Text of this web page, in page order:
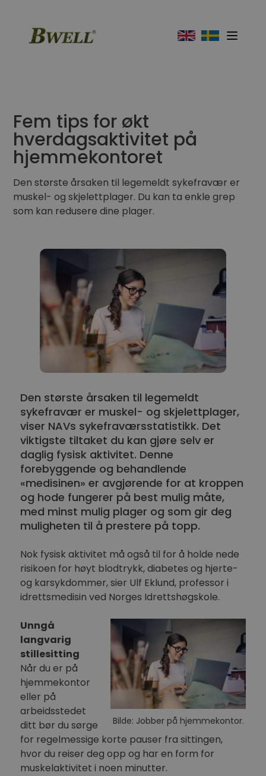
Fem tips for økt
hverdagsaktivitet på
hjemmekontoret
Den største årsaken til legemeldt sykefravær er
muskel- og skjelettplager. Du kan ta enkle grep
som kan redusere dine plager.
Den største årsaken til legemeldt
sykefravær er muskel- og skjelettplager,
viser NAVs sykefraværsstatistikk. Det
viktigste tiltaket du kan gjøre selv er
daglig fysisk aktivitet. Denne
forebyggende og behandlende
«medisinen» er avgjørende for at kroppen
og hode fungerer på best mulig måte,
med minst mulig plager og som gir deg
muligheten til å prestere på topp.
Nok fysisk aktivitet må også til for å holde nede
risikoen for høyt blodtrykk, diabetes og hjerte-
og karsykdommer, sier Ulf Eklund, professor i
idrettsmedisin ved Norges Idrettshøgskole.
Bilde: Jobber på hjemmekontor.
Unngå
langvarig
stillesitting
Når du er på
hjemmekontor
eller på
arbeidsstedet
ditt bør du sørge
for regelmessige korte pauser fra sittingen,
hvor du reiser deg opp og har en form for
muskelaktivitet i noen minutter.